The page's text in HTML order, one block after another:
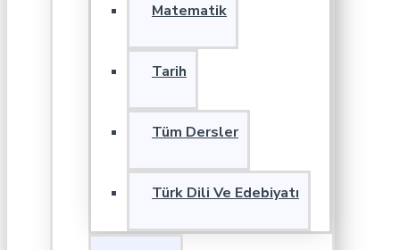
Matematik
Tarih
Tüm Dersler
Türk Dili Ve Edebiyatı